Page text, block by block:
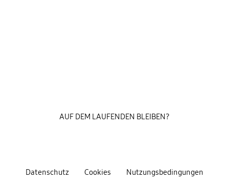
Datenschutz Cookies Nutzungsbedingungen
AUF DEM LAUFENDEN BLEIBEN?